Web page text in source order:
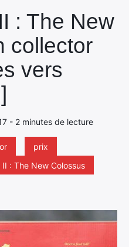
: The New
collector
vers
- 2 minutes de lecture
prix
: The New Colossus